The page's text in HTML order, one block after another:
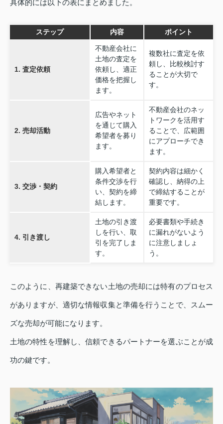
具体的には以下の表にまとめました。
ステップ 内容 ポイント
1. 査定依頼
不動産会社に
土地の査定を
依頼し、適正
価格を把握し
ます。
複数社に査定を依
頼し、比較検討す
ることが大切で
す。
2. 売却活動
広告やネット
を通じて購入
希望者を募り
ます。
不動産会社のネッ
トワークを活用す
ることで、広範囲
にアプローチでき
ます。
3. 交渉・契約
購入希望者と
条件交渉を行
い、契約を締
結します。
契約内容は細かく
確認し、納得の上
で締結することが
重要です。
4. 引き渡し
土地の引き渡
しを行い、取
引を完了しま
す。
必要書類や手続き
に漏れがないよう
に注意しましょ
う。
このように、再建築できない土地の売却には特有のプロセス
がありますが、適切な情報収集と準備を行うことで、スムー
ズな売却が可能になります。
土地の特性を理解し、信頼できるパートナーを選ぶことが成
功の鍵です。